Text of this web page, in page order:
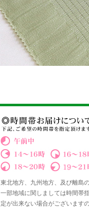
東北地方、九州地方、及び離島
一部地域に関しましては時間帯
定が出来ない場合がございます